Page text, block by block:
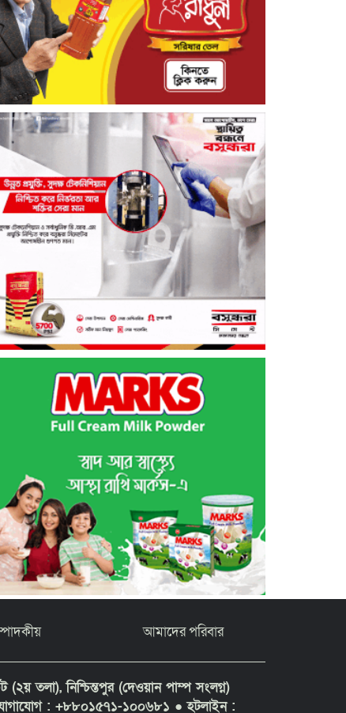
আমাদের পরিবার
তলা), নিশ্চিন্তপুর (দেওয়ান পাম্প সংলগ্ন)
: +৮৮০১৫৭১-১০০৬৮১ ● হটলাইন :